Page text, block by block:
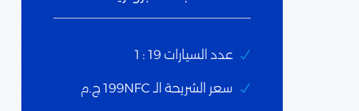
عدد السيارات 19 : 1
سعر الشريحة الـ 199NFC ج.م